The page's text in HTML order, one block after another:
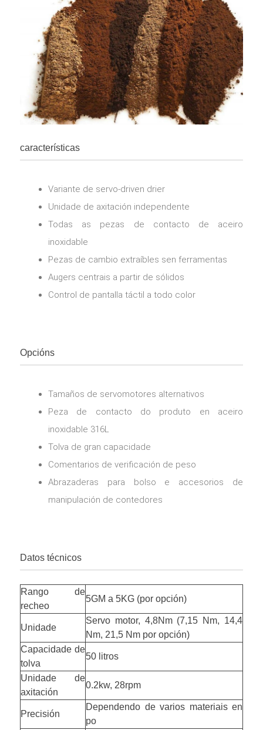
características
Variante de servo-driven drier
Unidade de axitación independente
Todas as pezas de contacto de aceiro
inoxidable
Pezas de cambio extraíbles sen ferramentas
Augers centrais a partir de sólidos
Control de pantalla táctil a todo color
Opcións
Tamaños de servomotores alternativos
Peza de contacto do produto en aceiro
inoxidable 316L
Tolva de gran capacidade
Comentarios de verificación de peso
Abrazaderas para bolso e accesorios de
manipulación de contedores
Datos técnicos
Rango de
recheo
5GM a 5KG (por opción)
Unidade
Servo motor, 4,8Nm (7,15 Nm, 14,4
Nm, 21,5 Nm por opción)
Capacidade de
tolva
50 litros
Unidade de
axitación
0.2kw, 28rpm
Precisión
Dependendo de varios materiais en
po